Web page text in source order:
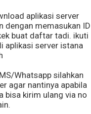
aplikasi server
dengan memasukan ID
buat daftar tadi. ikuti
aplikasi server istana
Whatsapp silahkan
agar nantinya apabila
bisa kirim ulang via no